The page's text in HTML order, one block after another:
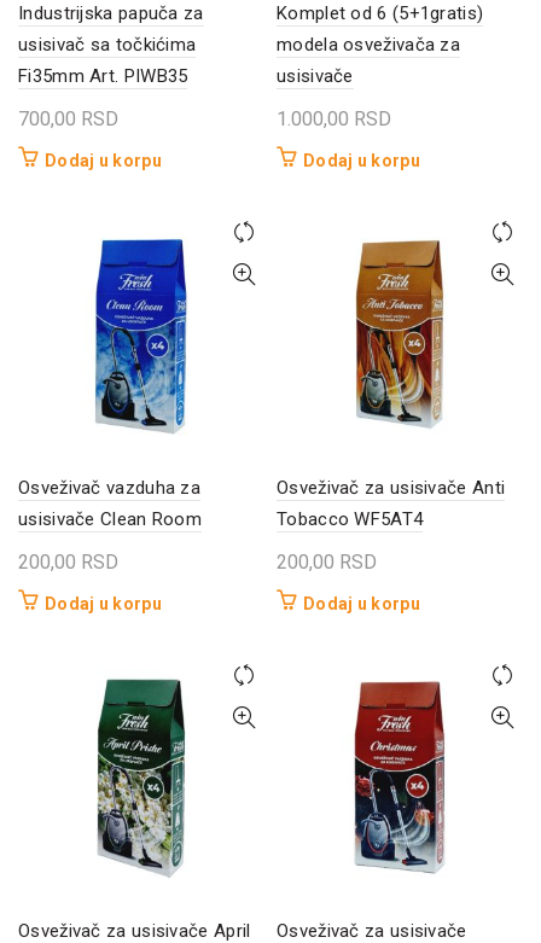
Industrijska papuča za
usisivač sa točkićima
Fi35mm Art. PIWB35
700,00 RSD
Dodaj u korpu
Komplet od 6 (5+1gratis)
modela osveživača za
usisivače
1.000,00 RSD
Dodaj u korpu
Osveživač vazduha za
usisivače Clean Room
200,00 RSD
Dodaj u korpu
Osveživač za usisivače Anti
Tobacco WF5AT4
200,00 RSD
Dodaj u korpu
Osveživač za usisivače April
Osveživač za usisivače